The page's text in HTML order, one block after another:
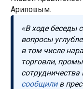
Ариповым.
«В ходе беседы
вопросы
в том числе
торговли,
сообщили в